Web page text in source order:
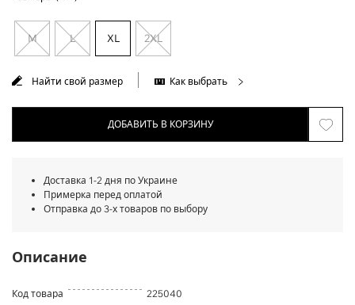
M L XL 2XL
Найти свой размер Как выбрать
ДОБАВИТЬ В КОРЗИНУ
Доставка 1-2 дня по Украине
Примерка перед оплатой
Отправка до 3-х товаров по выбору
Описание
Код товара
225040